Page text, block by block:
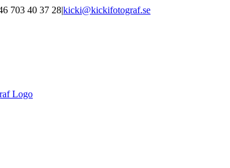
703 40 37 28|kicki@kickifotograf.se